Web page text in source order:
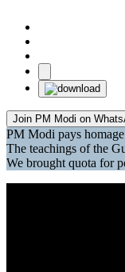
Join PM Modi on
PM Modi pays
The teachings of the
We brought quota for